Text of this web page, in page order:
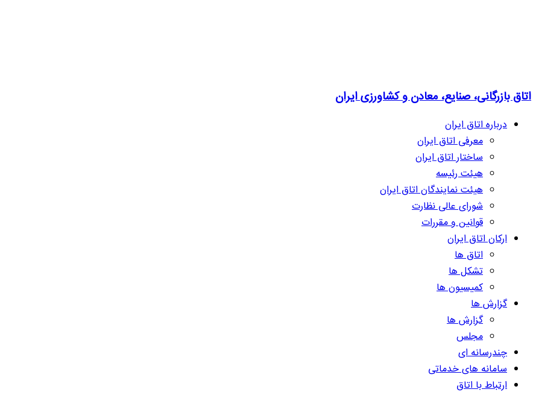
اتاق بازرگانی، صنایع، معادن و کشاورزی ایران
درباره اتاق ایران
معرفی اتاق ایران
ساختار اتاق ایران
هیئت رئیسه
هیئت نمایندگان اتاق ایران
شورای عالی نظارت
قوانین و مقررات
ارکان اتاق ایران
اتاق ها
تشکل ها
کمیسیون ها
گزارش ها
گزارش ها
مجلس
چندرسانه ای
سامانه های خدماتی
ارتباط با اتاق